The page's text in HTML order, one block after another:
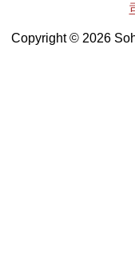
Copyright © 2026